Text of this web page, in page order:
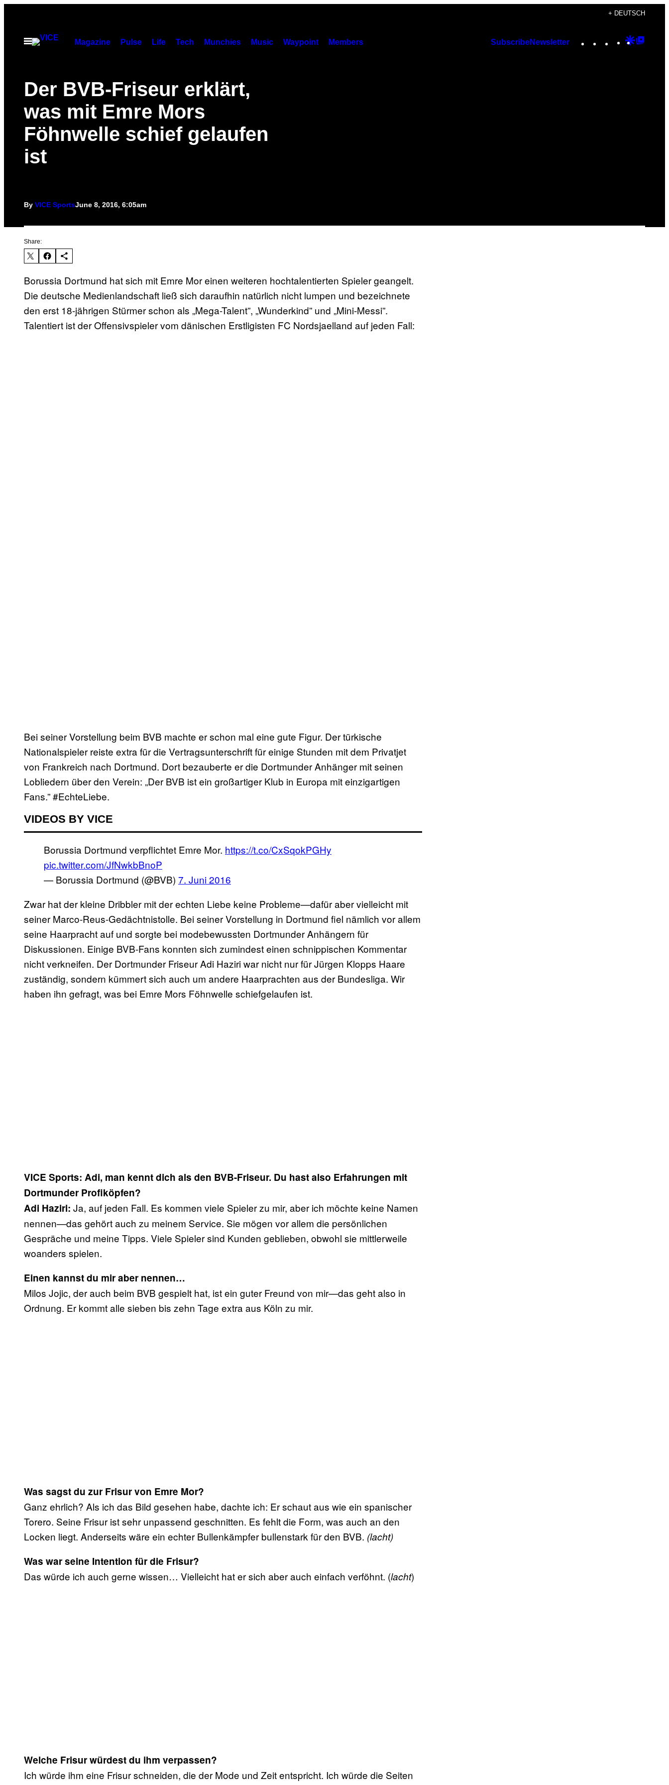
content
+ DEUTSCH
Open
Magazine Pulse Life Tech Munchies Music Waypoint Members SubscribeNewsletter Instagram
TikTok
YouTube
Google
Der BVB-Friseur erklärt,
was mit Emre Mors
Föhnwelle schief gelaufen
ist
By VICE SportsJune 8, 2016, 6:05am
Share:
Borussia Dortmund hat sich mit Emre Mor einen weiteren hochtalentierten Spieler geangelt.
Die deutsche Medienlandschaft ließ sich daraufhin natürlich nicht lumpen und bezeichnete
den erst 18-jährigen Stürmer schon als „Mega-Talent”, „Wunderkind” und „Mini-Messi”.
Talentiert ist der Offensivspieler vom dänischen Erstligisten FC Nordsjaelland auf jeden Fall:
Bei seiner Vorstellung beim BVB machte er schon mal eine gute Figur. Der türkische
Nationalspieler reiste extra für die Vertragsunterschrift für einige Stunden mit dem Privatjet
von Frankreich nach Dortmund. Dort bezauberte er die Dortmunder Anhänger mit seinen
Lobliedern über den Verein: „Der BVB ist ein großartiger Klub in Europa mit einzigartigen
Fans.” #EchteLiebe.
VIDEOS BY VICE
Borussia Dortmund verpflichtet Emre Mor. https://t.co/CxSqokPGHy
pic.twitter.com/JfNwkbBnoP
— Borussia Dortmund (@BVB) 7. Juni 2016
Zwar hat der kleine Dribbler mit der echten Liebe keine Probleme—dafür aber vielleicht mit
seiner Marco-Reus-Gedächtnistolle. Bei seiner Vorstellung in Dortmund fiel nämlich vor allem
seine Haarpracht auf und sorgte bei modebewussten Dortmunder Anhängern für
Diskussionen. Einige BVB-Fans konnten sich zumindest einen schnippischen Kommentar
nicht verkneifen. Der Dortmunder Friseur Adi Haziri war nicht nur für Jürgen Klopps Haare
zuständig, sondern kümmert sich auch um andere Haarprachten aus der Bundesliga. Wir
haben ihn gefragt, was bei Emre Mors Föhnwelle schiefgelaufen ist.
VICE Sports: Adi, man kennt dich als den BVB-Friseur. Du hast also Erfahrungen mit
Dortmunder Profiköpfen?
Adi Haziri: Ja, auf jeden Fall. Es kommen viele Spieler zu mir, aber ich möchte keine Namen
nennen—das gehört auch zu meinem Service. Sie mögen vor allem die persönlichen
Gespräche und meine Tipps. Viele Spieler sind Kunden geblieben, obwohl sie mittlerweile
woanders spielen.
Einen kannst du mir aber nennen…
Milos Jojic, der auch beim BVB gespielt hat, ist ein guter Freund von mir—das geht also in
Ordnung. Er kommt alle sieben bis zehn Tage extra aus Köln zu mir.
Was sagst du zur Frisur von Emre Mor?
Ganz ehrlich? Als ich das Bild gesehen habe, dachte ich: Er schaut aus wie ein spanischer
Torero. Seine Frisur ist sehr unpassend geschnitten. Es fehlt die Form, was auch an den
Locken liegt. Anderseits wäre ein echter Bullenkämpfer bullenstark für den BVB. (lacht)
Was war seine Intention für die Frisur?
Das würde ich auch gerne wissen… Vielleicht hat er sich aber auch einfach verföhnt. (lacht)
Welche Frisur würdest du ihm verpassen?
Ich würde ihm eine Frisur schneiden, die der Mode und Zeit entspricht. Ich würde die Seiten